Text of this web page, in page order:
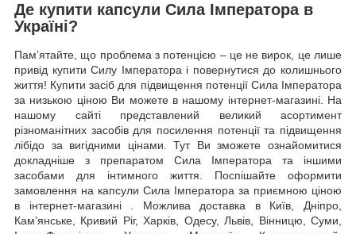
Де купити капсули Сила Імператора в
Україні?
Пам’ятайте, що проблема з потенцією – це не вирок, це лише
привід купити Силу Імператора і повернутися до колишнього
життя! Купити засіб для підвищення потенції Сила Імператора
за низькою ціною Ви можете в нашому інтернет-магазині. На
нашому сайті представлений великий асортимент
різноманітних засобів для посилення потенції та підвищення
лібідо за вигідними цінами. Тут Ви зможете ознайомитися
докладніше з препаратом Сила Імператора та іншими
засобами для інтимного життя. Поспішайте оформити
замовлення на капсули Сила Імператора за приємною ціною
в інтернет-магазині . Можлива доставка в Київ, Дніпро,
Кам’янське, Кривий Ріг, Харків, Одесу, Львів, Вінницю, Суми,